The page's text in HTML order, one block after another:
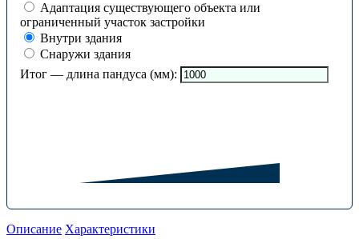
Адаптация существующего объекта или
ограниченный участок застройки
Внутри здания
Снаружи здания
Итог — длина пандуса (мм):
Описание Характеристики